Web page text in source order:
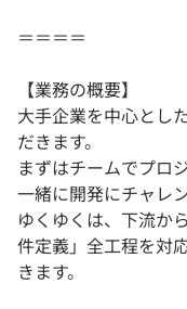
＝＝＝＝
【業務の概要】
大手企業を中心とし
だきます。
まずはチームでプロ
一緒に開発にチャレ
ゆくゆくは、下流か
件定義」全工程を対
きます。